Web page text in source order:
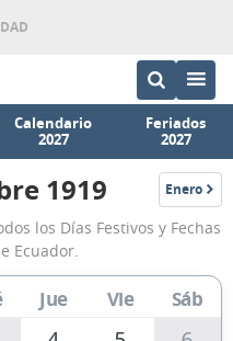
Calendario
2027
Feriados
2027
Calendario
Diciembre
1919
1919 Enero
1920
los Días Festivos y Fechas
Ecuador.
Jue Vie Sáb